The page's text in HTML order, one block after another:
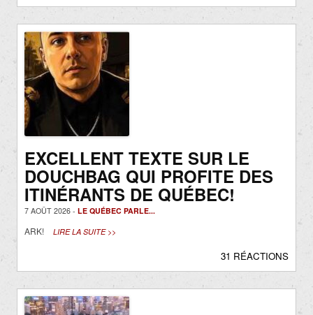
EXCELLENT TEXTE SUR LE
DOUCHBAG QUI PROFITE DES
ITINÉRANTS DE QUÉBEC!
7 AOÛT 2026 - LE QUÉBEC PARLE...
ARK! LIRE LA SUITE >>
31 RÉACTIONS